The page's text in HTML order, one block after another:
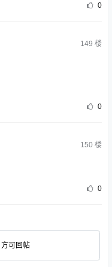
0
149 楼
0
150楼
0
方可回帖